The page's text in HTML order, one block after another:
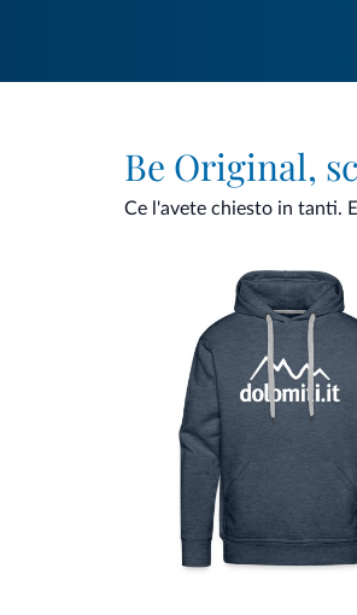
Be Original,
Ce l'avete chiesto in tanti.